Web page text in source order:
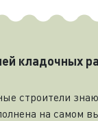
кладочных
строители
на самом